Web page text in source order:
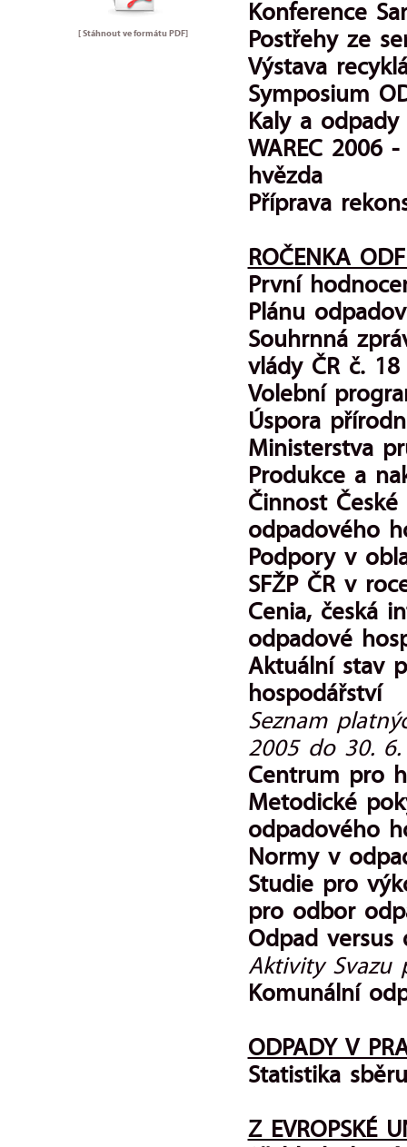
[ Stáhnout ve formátuPDF]
Konference
Postřehy ze
Výstava
Symposium
Kaly a odpady
WAREC 2006
hvězda
Příprava
ROČENKA
První
Plánu
Souhrnná
vlády ČR č.
Volební
Úspora
Ministerstva
Produkce a
Činnost
odpadového
Podpory v
SFŽP ČR v
Cenia, česká
odpadové
Aktuální stav
hospodářství
Seznam
2005 do 30. 6.
Centrum pro
Metodické
odpadového
Normy v
Studie pro
pro odbor
Odpad versus
Aktivity Svazu
Komunální
ODPADY V
Statistika
Z EVROPSKÉ